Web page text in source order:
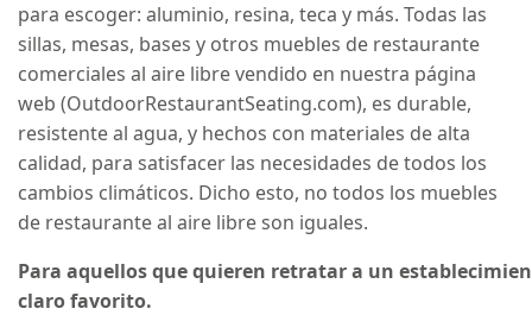
para escoger: aluminio, resina, teca y más. Todas las
sillas, mesas, bases y otros muebles de restaurante
comerciales al aire libre vendido en nuestra página
web (OutdoorRestaurantSeating.com), es durable,
resistente al agua, y hechos con materiales de alta
calidad, para satisfacer las necesidades de todos los
cambios climáticos. Dicho esto, no todos los muebles
de restaurante al aire libre son iguales.
Para aquellos que quieren retratar a un
claro favorito.